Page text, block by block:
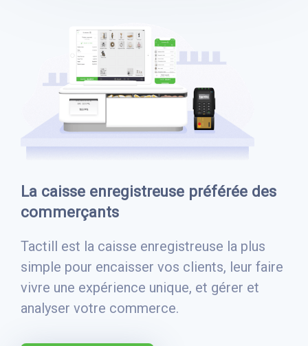
La caisse enregistreuse préférée des
commerçants
Tactill est la caisse enregistreuse la plus
simple pour encaisser vos clients, leur faire
vivre une expérience unique, et gérer et
analyser votre commerce.